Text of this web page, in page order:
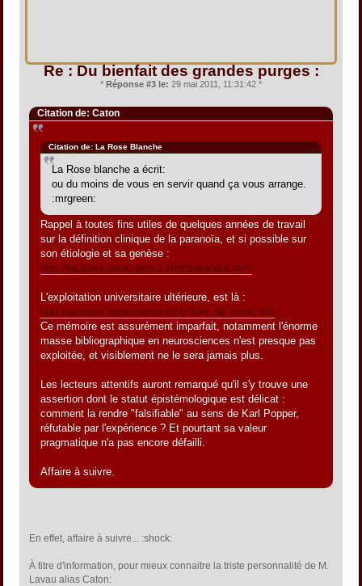
Re : Du bienfait des grandes purges :
* Réponse #3 le: 29 mai 2011, 11:31:42 *
Citation de: Caton
Citation de: La Rose Blanche
La Rose blanche a écrit:
ou du moins de vous en servir quand ça vous arrange.
:mrgreen:
Rappel à toutes fins utiles de quelques années de travail
sur la définition clinique de la paranoïa, et si possible sur
son étiologie et sa genèse :
http://jacques.lavau.perso.sfr.fr/paranoia.html
L'exploitation universitaire ultérieure, est là :
http://jacques.lavau.perso.sfr.fr/Joie_de_nuire.htm
Ce mémoire est assurément imparfait, notamment l'énorme
masse bibliographique en neurosciences n'est presque pas
exploitée, et visiblement ne le sera jamais plus.
Les lecteurs attentifs auront remarqué qu'il s'y trouve une
assertion dont le statut épistémologique est délicat :
comment la rendre "falsifiable" au sens de Karl Popper,
réfutable par l'expérience ? Et pourtant sa valeur
pragmatique n'a pas encore défailli.
Affaire à suivre.
En effet, affaire à suivre... :shock:
À titre d'information, pour mieux connaitre la triste personnalité de M.
Lavau alias Caton: